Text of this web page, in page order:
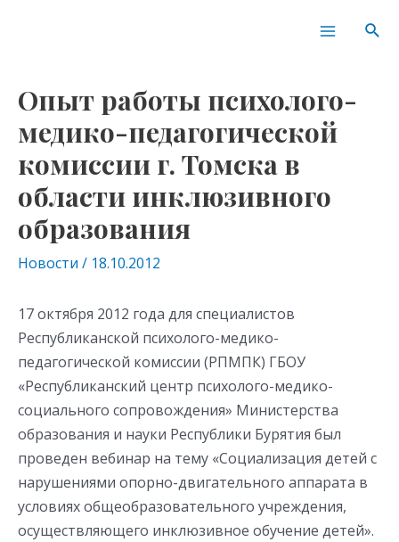
Main
Опыт работы психолого-
медико-педагогической
комиссии г. Томска в
области инклюзивного
образования
Новости / 18.10.2012
17 октября 2012 года для специалистов
Республиканской психолого-медико-
педагогической комиссии (РПМПК) ГБОУ
«Республиканский центр психолого-медико-
социального сопровождения» Министерства
образования и науки Республики Бурятия был
проведен вебинар на тему «Социализация детей с
нарушениями опорно-двигательного аппарата в
условиях общеобразовательного учреждения,
осуществляющего инклюзивное обучение детей».